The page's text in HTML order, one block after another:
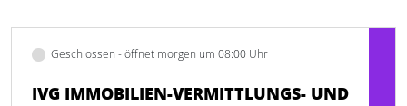
Geschlossen - öffnet morgen um 08:00 Uhr
IVG IMMOBILIEN-VERMITTLUNGS- UND